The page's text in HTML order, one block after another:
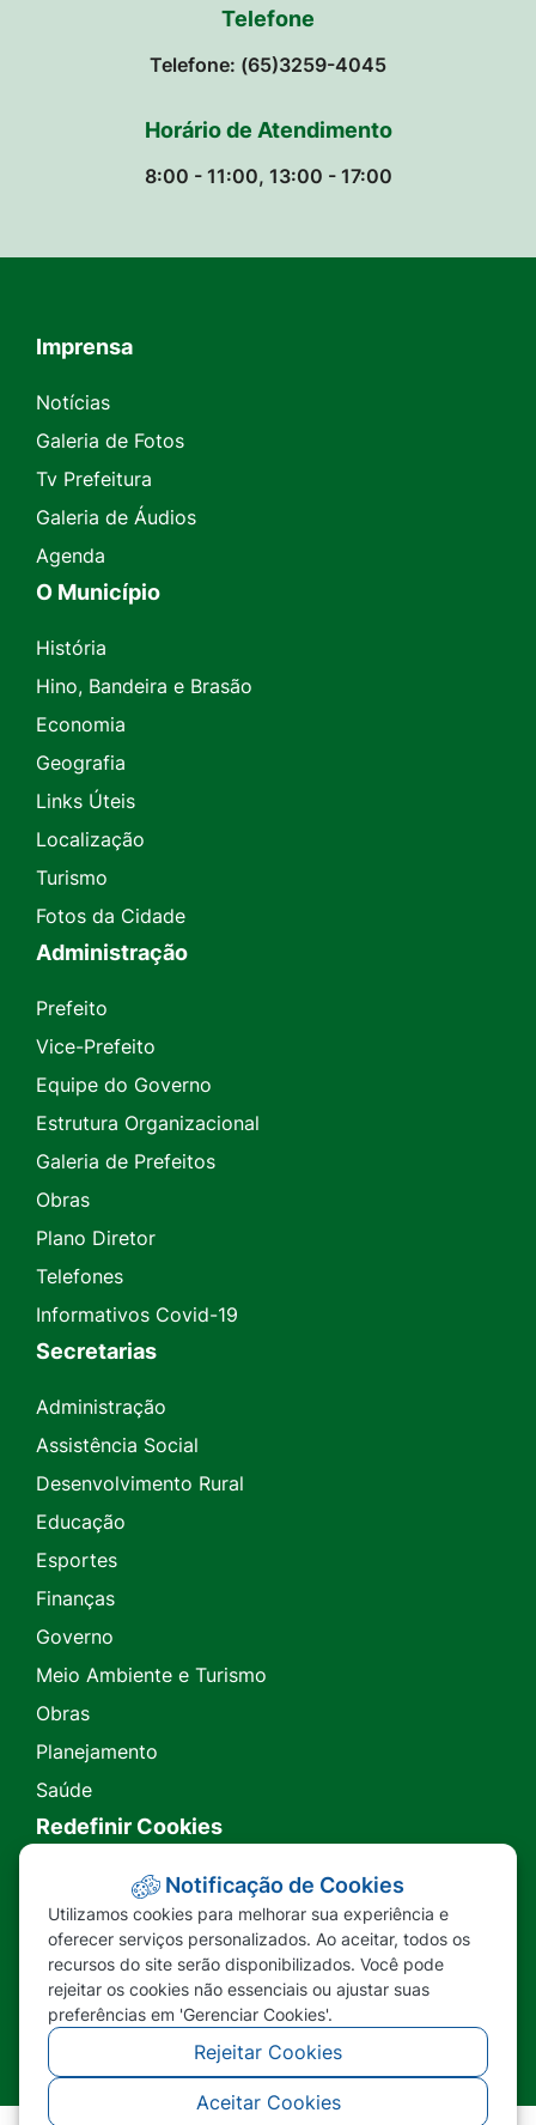
Telefone
Telefone: (65)3259-4045
Horário de Atendimento
8:00 - 11:00, 13:00 - 17:00
Seção do Rodapé e Contato
Imprensa
Notícias
Galeria de Fotos
Tv Prefeitura
Galeria de Áudios
Agenda
O Município
História
Hino, Bandeira e Brasão
Economia
Geografia
Links Úteis
Localização
Turismo
Fotos da Cidade
Administração
Prefeito
Vice-Prefeito
Equipe do Governo
Estrutura Organizacional
Galeria de Prefeitos
Obras
Plano Diretor
Telefones
Informativos Covid-19
Secretarias
Administração
Assistência Social
Desenvolvimento Rural
Educação
Esportes
Finanças
Governo
Meio Ambiente e Turismo
Obras
Planejamento
Saúde
Redefinir Cookies
Transparência
Ouvidoria
SIC
Notificação de Cookies
Utilizamos cookies para melhorar sua experiência e
oferecer serviços personalizados. Ao aceitar, todos os
recursos do site serão disponibilizados. Você pode
rejeitar os cookies não essenciais ou ajustar suas
preferências em 'Gerenciar Cookies'.
Rejeitar Cookies
Aceitar Cookies